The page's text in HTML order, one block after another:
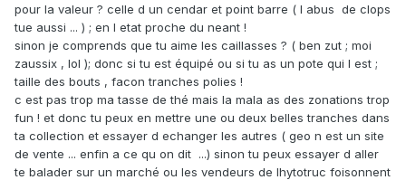
pour la valeur ? celle d un cendar et point barre ( l abus de clops
tue aussi ... ) ; en l etat proche du neant !
sinon je comprends que tu aime les caillasses ? ( ben zut ; moi
zaussix , lol ); donc si tu est équipé ou si tu as un pote qui l est ;
taille des bouts , facon tranches polies !
c est pas trop ma tasse de thé mais la mala as des zonations trop
fun ! et donc tu peux en mettre une ou deux belles tranches dans
ta collection et essayer d echanger les autres ( geo n est un site
de vente ... enfin a ce qu on dit ...) sinon tu peux essayer d aller
te balader sur un marché ou les vendeurs de lhytotruc foisonnent